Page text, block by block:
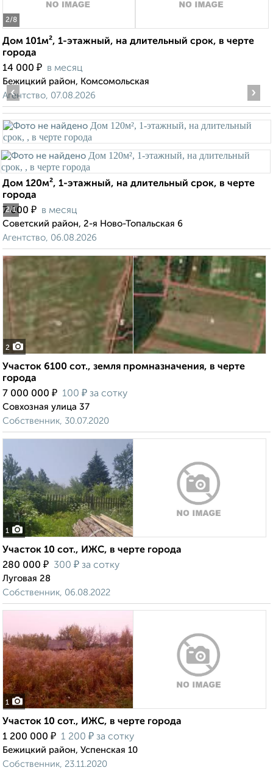
2/8
Дом 101м², 1-этажный, на длительный срок, в черте
города
14 000 ₽ в месяц
Бежицкий район, Комсомольская
Агентство, 07.08.2026
2/1
‹ ›
Дом 120м², 1-этажный, на длительный срок, в черте
города
7 000 ₽ в месяц
Советский район, 2-я Ново-Топальская 6
Агентство, 06.08.2026
2
Участок 6100 сот., земля промназначения, в черте
города
7 000 000 ₽ 100 ₽ за сотку
Совхозная улица 37
Собственник, 30.07.2020
1
Участок 10 сот., ИЖС, в черте города
280 000 ₽ 300 ₽ за сотку
Луговая 28
Собственник, 06.08.2022
1
Участок 10 сот., ИЖС, в черте города
1 200 000 ₽ 1 200 ₽ за сотку
Бежицкий район, Успенская 10
Собственник, 23.11.2020